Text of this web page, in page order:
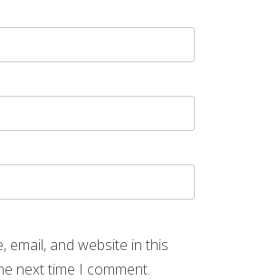
email, and website in this
next time I comment.